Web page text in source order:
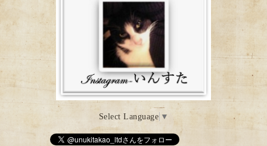
Select Language ▼